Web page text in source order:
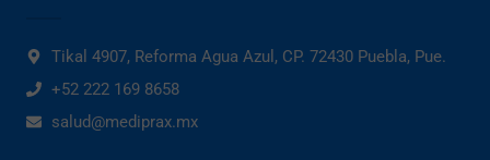
Tikal 4907, Reforma Agua Azul, CP. 72430 Puebla, Pue.
+52 222 169 8658
salud@mediprax.mx